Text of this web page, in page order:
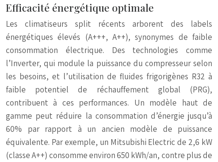
Efficacité énergétique optimale
Les climatiseurs split récents arborent des labels
énergétiques élevés (A+++, A++), synonymes de faible
consommation électrique. Des technologies comme
l’Inverter, qui module la puissance du compresseur selon
les besoins, et l’utilisation de fluides frigorigènes R32 à
faible potentiel de réchauffement global (PRG),
contribuent à ces performances. Un modèle haut de
gamme peut réduire la consommation d’énergie jusqu’à
60% par rapport à un ancien modèle de puissance
équivalente. Par exemple, un Mitsubishi Electric de 2,6 kW
(classe A++) consomme environ 650 kWh/an, contre plus de